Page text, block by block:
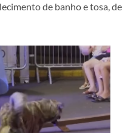
de banho e tosa, de